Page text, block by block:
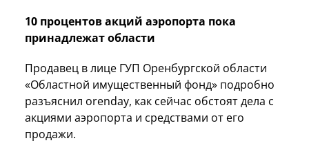
10 процентов акций аэропорта пока
принадлежат области
Продавец в лице ГУП Оренбургской области
«Областной имущественный фонд» подробно
разъяснил orenday, как сейчас обстоят дела с
акциями аэропорта и средствами от его
продажи.